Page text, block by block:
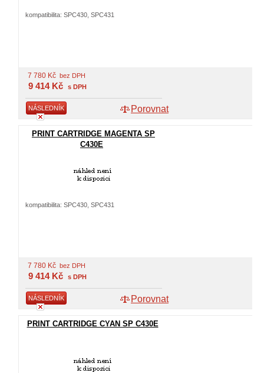
kompatibilita: SPC430, SPC431
7 780 Kč bez DPH
9 414 Kč s DPH
Porovnat
NÁSLEDNÍK
PRINT CARTRIDGE MAGENTA SP
C430E
kompatibilita: SPC430, SPC431
7 780 Kč bez DPH
9 414 Kč s DPH
Porovnat
NÁSLEDNÍK
PRINT CARTRIDGE CYAN SP C430E